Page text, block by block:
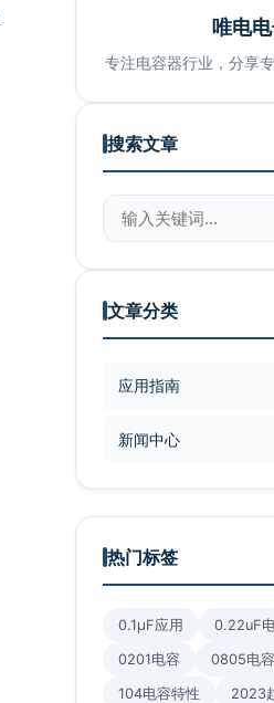
唯电
专注电容器行业，分享
搜索文章
文章分类
应用指南
新闻中心
热门标签
0.1μF应用 0.22uF
0201电容 0805电容
104电容特性 2023